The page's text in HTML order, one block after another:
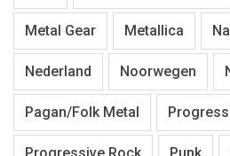
Metal Gear Metallica
Nederland Noorwegen
Pagan/Folk Metal